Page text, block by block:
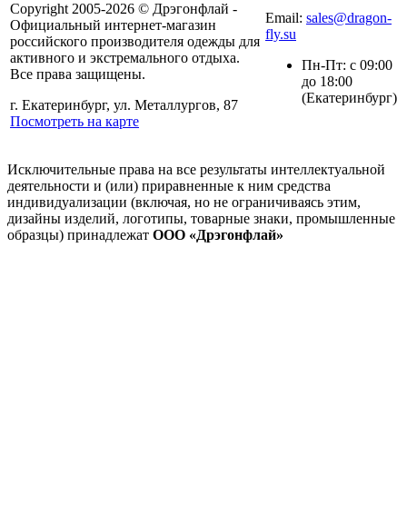
Copyright 2005-2026 © Дрэгонфлай -
Официальный интернет-магазин
российского производителя одежды для
активного и экстремального отдыха.
Все права защищены.
г. Екатеринбург, ул. Металлургов, 87
Посмотреть на карте
Email: sales@dragon-
fly.su
Пн-Пт: с 09:00
до 18:00
(Екатеринбург)
Исключительные права на все результаты интеллектуальной
деятельности и (или) приравненные к ним средства
индивидуализации (включая, но не ограничиваясь этим,
дизайны изделий, логотипы, товарные знаки, промышленные
образцы) принадлежат ООО «Дрэгонфлай»